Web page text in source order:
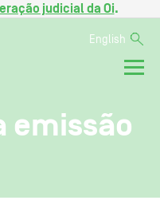
judicial da Oi.
English
emissão